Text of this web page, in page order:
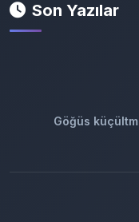
Son Yazılar
Göğüs